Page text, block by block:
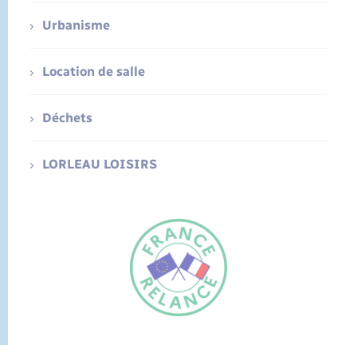
Urbanisme
Location de salle
Déchets
LORLEAU LOISIRS